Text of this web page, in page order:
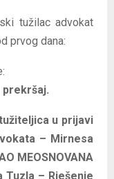
tužilac advokat
prvog dana:
prekršaj.
u prijavi
– Mirnesa
MEOSNOVANA
Tuzla – Rješenje